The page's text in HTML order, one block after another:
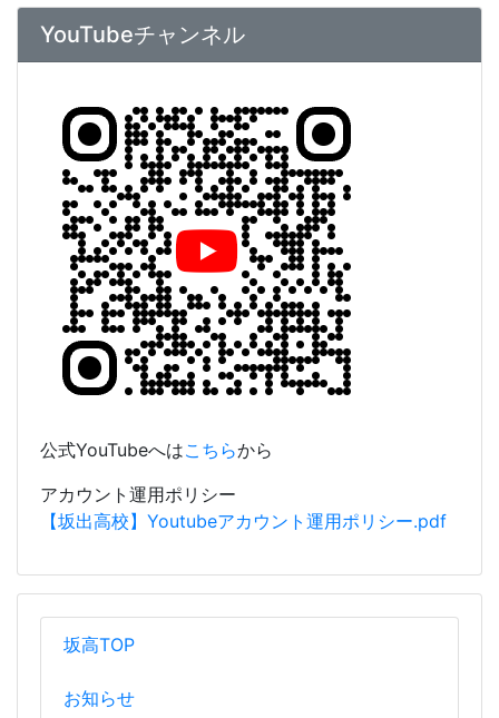
【坂出高校】Instagramアカウント運用ポリシ
ー.pdf
YouTubeチャンネル
アカウント運用ポリシー
【坂出高校】Youtubeアカウント運用ポリシー.pdf